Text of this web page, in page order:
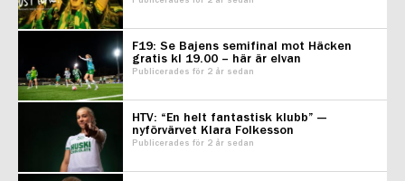
F19: Se Bajens semifinal mot Häcken
gratis kl 19.00 – här är elvan
Publicerades för 2 år sedan
HTV: “En helt fantastisk klubb” —
nyförvärvet Klara Folkesson
Publicerades för 2 år sedan